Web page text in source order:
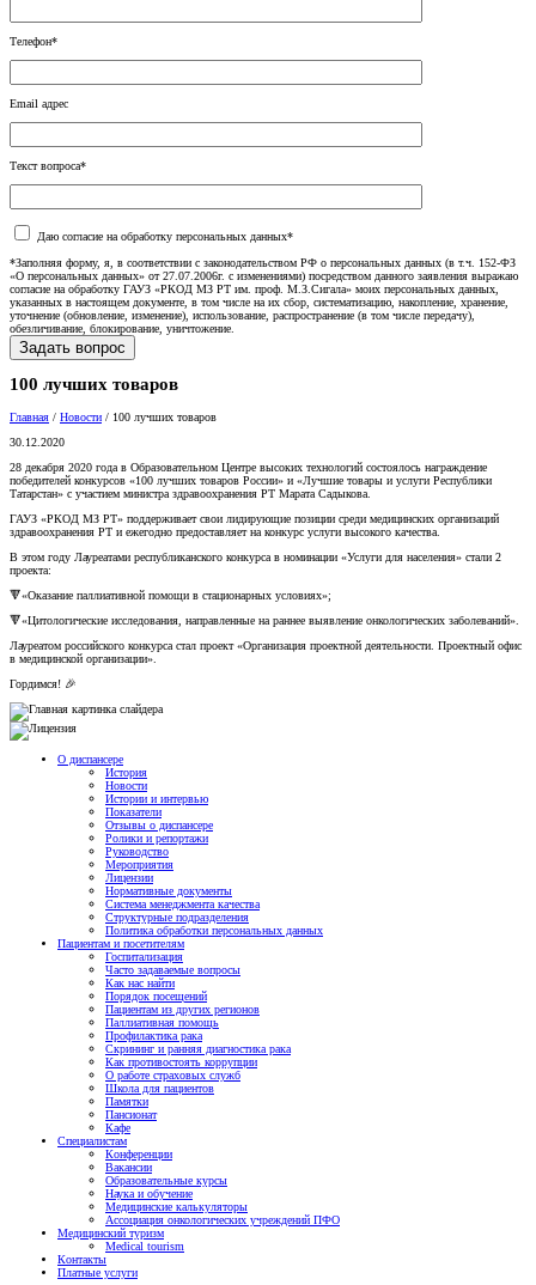
Телефон*
Email адрес
Текст вопроса*
Даю согласие на обработку персональных данных*
*Заполняя форму, я, в соответствии с законодательством РФ о персональных данных (в т.ч. 152-ФЗ
«О персональных данных» от 27.07.2006г. с изменениями) посредством данного заявления выражаю
согласие на обработку ГАУЗ «РКОД МЗ РТ им. проф. М.З.Сигала» моих персональных данных,
указанных в настоящем документе, в том числе на их сбор, систематизацию, накопление, хранение,
уточнение (обновление, изменение), использование, распространение (в том числе передачу),
обезличивание, блокирование, уничтожение.
100 лучших товаров
Главная / Новости / 100 лучших товаров
30.12.2020
28 декабря 2020 года в Образовательном Центре высоких технологий состоялось награждение
победителей конкурсов «100 лучших товаров России» и «Лучшие товары и услуги Республики
Татарстан» c участием министра здравоохранения РТ Марата Садыкова.
ГАУЗ «РКОД МЗ РТ» поддерживает свои лидирующие позиции среди медицинских организаций
здравоохранения РТ и ежегодно предоставляет на конкурс услуги высокого качества.
В этом году Лауреатами республиканского конкурса в номинации «Услуги для населения» стали 2
проекта:⠀
🔻«Оказание паллиативной помощи в стационарных условиях»;⠀
🔻«Цитологические исследования, направленные на раннее выявление онкологических заболеваний».
Лауреатом российского конкурса стал проект «Организация проектной деятельности. Проектный офис
в медицинской организации».
Гордимся! 🎉
О диспансере
История
Новости
Истории и интервью
Показатели
Отзывы о диспансере
Ролики и репортажи
Руководство
Мероприятия
Лицензии
Нормативные документы
Система менеджмента качества
Структурные подразделения
Политика обработки персональных данных
Пациентам и посетителям
Госпитализация
Часто задаваемые вопросы
Как нас найти
Порядок посещений
Пациентам из других регионов
Паллиативная помощь
Профилактика рака
Скрининг и ранняя диагностика рака
Как противостоять коррупции
О работе страховых служб
Школа для пациентов
Памятки
Пансионат
Кафе
Специалистам
Конференции
Вакансии
Образовательные курсы
Наука и обучение
Медицинские калькуляторы
Ассоциация oнкологических учреждений ПФО
Медицинский туризм
Medical tourism
Контакты
Платные услуги